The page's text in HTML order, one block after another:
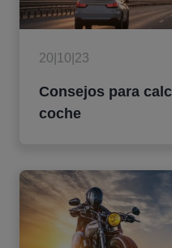
20|10|23
Consejos para
coche